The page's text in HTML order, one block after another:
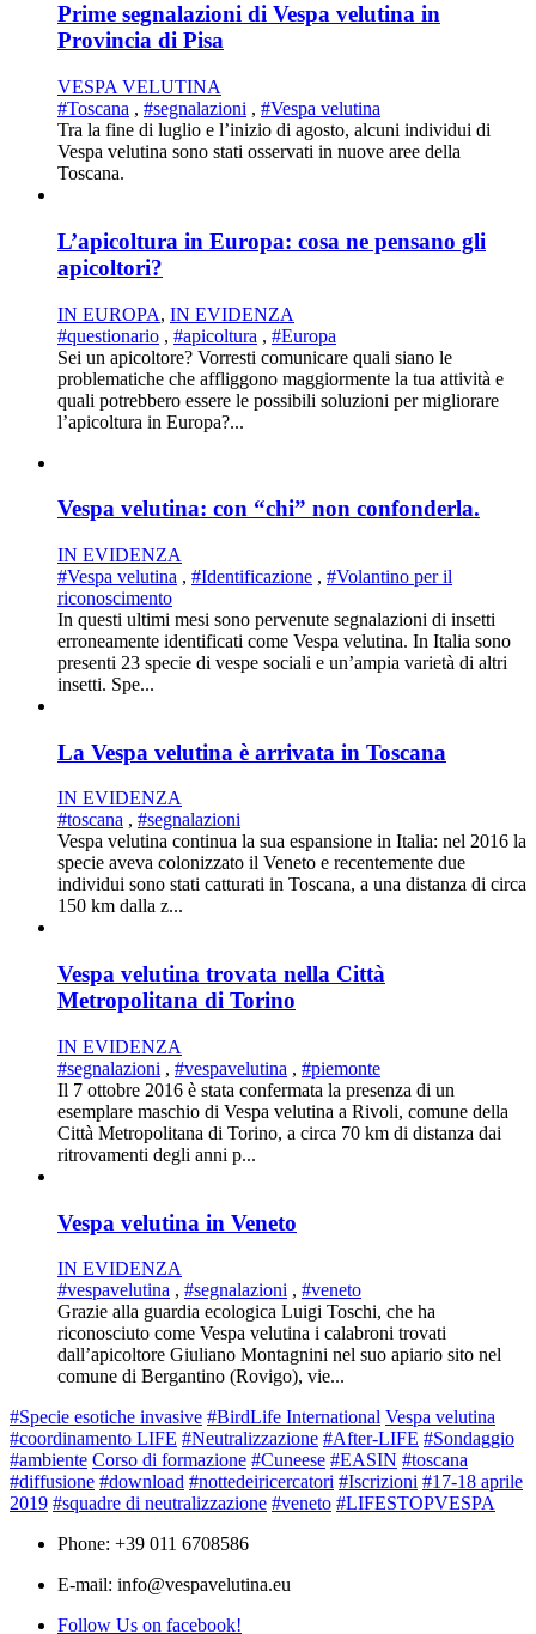
Prime segnalazioni di Vespa velutina in
Provincia di Pisa
VESPA VELUTINA
#Toscana , #segnalazioni , #Vespa velutina
Tra la fine di luglio e l’inizio di agosto, alcuni individui di
Vespa velutina sono stati osservati in nuove aree della
Toscana.
L’apicoltura in Europa: cosa ne pensano gli
apicoltori?
IN EUROPA, IN EVIDENZA
#questionario , #apicoltura , #Europa
Sei un apicoltore? Vorresti comunicare quali siano le
problematiche che affliggono maggiormente la tua attività e
quali potrebbero essere le possibili soluzioni per migliorare
l’apicoltura in Europa?...
Vespa velutina: con “chi” non confonderla.
IN EVIDENZA
#Vespa velutina , #Identificazione , #Volantino per il
riconoscimento
In questi ultimi mesi sono pervenute segnalazioni di insetti
erroneamente identificati come Vespa velutina. In Italia sono
presenti 23 specie di vespe sociali e un’ampia varietà di altri
insetti. Spe...
La Vespa velutina è arrivata in Toscana
IN EVIDENZA
#toscana , #segnalazioni
Vespa velutina continua la sua espansione in Italia: nel 2016 la
specie aveva colonizzato il Veneto e recentemente due
individui sono stati catturati in Toscana, a una distanza di circa
150 km dalla z...
Vespa velutina trovata nella Città
Metropolitana di Torino
IN EVIDENZA
#segnalazioni , #vespavelutina , #piemonte
Il 7 ottobre 2016 è stata confermata la presenza di un
esemplare maschio di Vespa velutina a Rivoli, comune della
Città Metropolitana di Torino, a circa 70 km di distanza dai
ritrovamenti degli anni p...
Vespa velutina in Veneto
IN EVIDENZA
#vespavelutina , #segnalazioni , #veneto
Grazie alla guardia ecologica Luigi Toschi, che ha
riconosciuto come Vespa velutina i calabroni trovati
dall’apicoltore Giuliano Montagnini nel suo apiario sito nel
comune di Bergantino (Rovigo), vie...
#Specie esotiche invasive #BirdLife International Vespa velutina
#coordinamento LIFE #Neutralizzazione #After-LIFE #Sondaggio
#ambiente Corso di formazione #Cuneese #EASIN #toscana
#diffusione #download #nottedeiricercatori #Iscrizioni #17-18 aprile
2019 #squadre di neutralizzazione #veneto #LIFESTOPVESPA
Phone: +39 011 6708586
E-mail: info@vespavelutina.eu
Follow Us on facebook!